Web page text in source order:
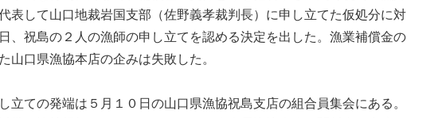
表して山口地裁岩国支部（佐野義孝裁判長）に申し立てた仮処分に対
、祝島の２人の漁師の申し立てを認める決定を出した。漁業補償金の
山口県漁協本店の企みは失敗した。
立ての発端は５月１０日の山口県漁協祝島支店の組合員集会にある。